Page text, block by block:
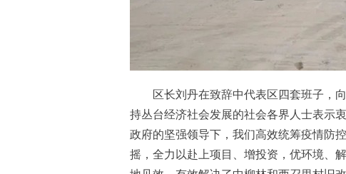
区长刘丹在致辞中代表区四套班子，向
持丛台经济社会发展的社会各界人士表示
政府的坚强领导下，我们高效统筹疫情防
摇，全力以赴上项目、增投资，优环境、